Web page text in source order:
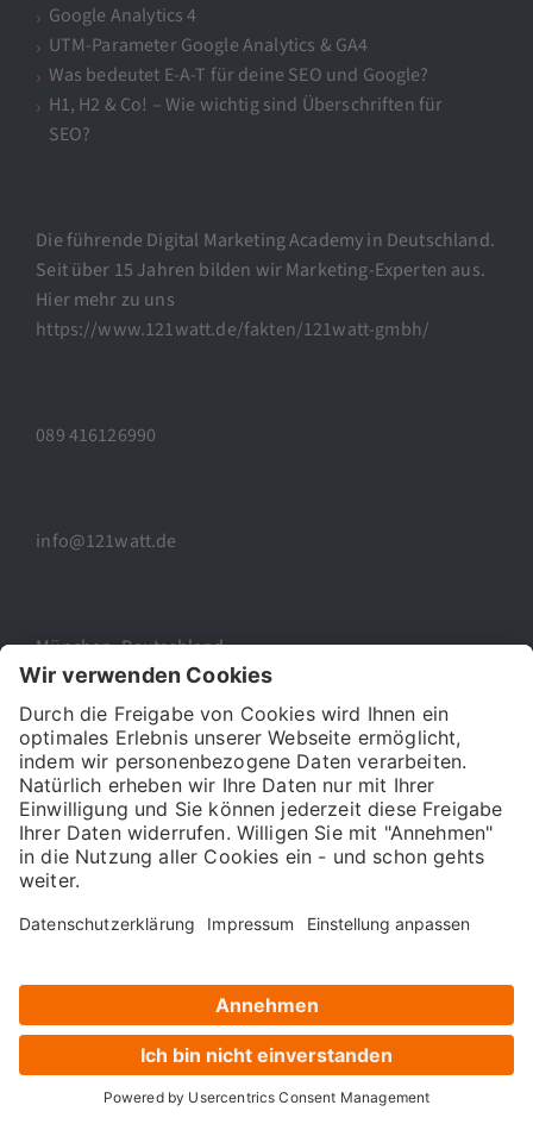
Google Analytics 4
UTM-Parameter Google Analytics & GA4
Was bedeutet E-A-T für deine SEO und Google?
H1, H2 & Co! – Wie wichtig sind Überschriften für
SEO?
Die führende Digital Marketing Academy in Deutschland.
Seit über 15 Jahren bilden wir Marketing-Experten aus.
Hier mehr zu uns
https://www.121watt.de/fakten/121watt-gmbh/
089 416126990
info@121watt.de
München, Deutschland
Digital Verband
Deutscher